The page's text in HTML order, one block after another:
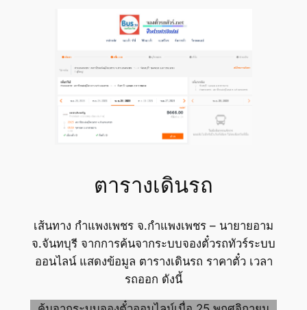
ตารางเดินรถ
เส้นทาง กำแพงเพชร จ.กำแพงเพชร – นายายอาม
จ.จันทบุรี จากการค้นจากระบบจองตั๋วรถทัวร์ระบบ
ออนไลน์ แสดงข้อมูล ตารางเดินรถ ราคาตั๋ว เวลา
รถออก ดังนี้